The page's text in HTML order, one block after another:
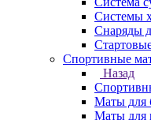
Системы
Снаряды
Спортивные
Назад
Маты для
Маты для